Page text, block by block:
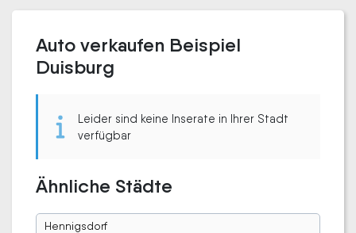
Auto verkaufen Beispiel
Duisburg
Leider sind keine Inserate in Ihrer Stadt
verfügbar
Ähnliche Städte
Hennigsdorf